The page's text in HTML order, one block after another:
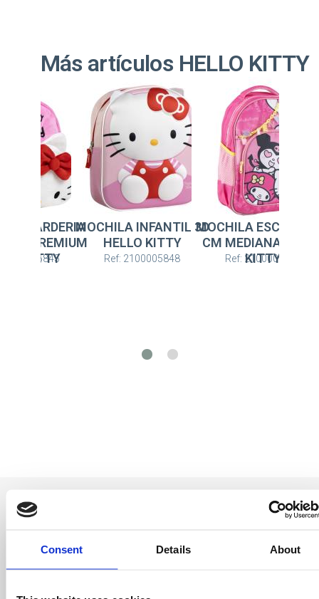
Consent Details About
Más artículos HELLO KITTY
INFANTIL 3D
KITTY
2100005848
MOCHILA ESCOLAR 42
CM MEDIANA HELLO
KITTY
Ref: 2100006612
MOCHILA
PERSONAJE
HELLO KITTY
Ref: 2100005845
Entérate antes